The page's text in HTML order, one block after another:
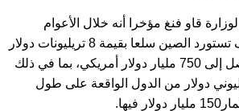
قاو فنغ مؤخرا أنه خلال الأعوام
الخمسة المقبلة، سوف تستورد الصين سلعا بقيمة 8 تريليونات دولار
أمريكي وتستثمر ما يصل إلى 750 مليار دولار أمريكي، بما في ذلك
دولار من الدول الواقعة على طول